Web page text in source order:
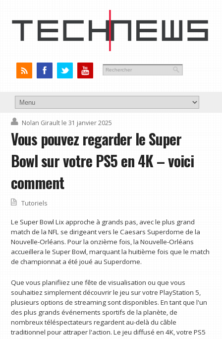
Nolan Girault le 31 janvier 2025
Vous pouvez regarder le Super
Bowl sur votre PS5 en 4K – voici
comment
Tutoriels
Le Super Bowl Lix approche à grands pas, avec le plus grand
match de la NFL se dirigeant vers le Caesars Superdome de la
Nouvelle-Orléans. Pour la onzième fois, la Nouvelle-Orléans
accueillera le Super Bowl, marquant la huitième fois que le match
de championnat a été joué au Superdome.
Que vous planifiiez une fête de visualisation ou que vous
souhaitiez simplement découvrir le jeu sur votre PlayStation 5,
plusieurs options de streaming sont disponibles. En tant que l'un
des plus grands événements sportifs de la planète, de
nombreux téléspectateurs regardent au-delà du câble
traditionnel pour attraper l'action. Le jeu diffusé en 4K, votre PS5